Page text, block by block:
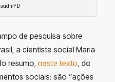
de pesquisa sobre
a cientista social Maria
resumo, neste texto , do
sociais: são “ações